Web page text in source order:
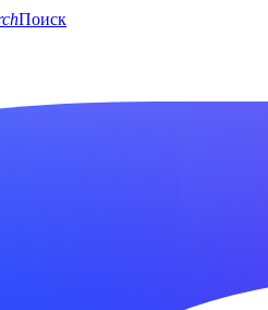
Поиск